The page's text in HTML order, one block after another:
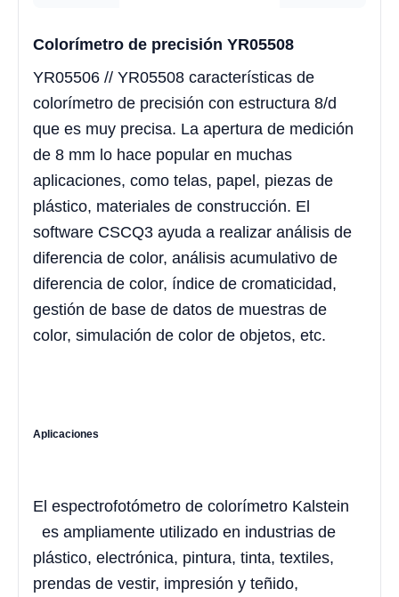
Colorímetro de precisión YR05508
YR05506 // YR05508 características de
colorímetro de precisión con estructura 8/d
que es muy precisa. La apertura de medición
de 8 mm lo hace popular en muchas
aplicaciones, como telas, papel, piezas de
plástico, materiales de construcción. El
software CSCQ3 ayuda a realizar análisis de
diferencia de color, análisis acumulativo de
diferencia de color, índice de cromaticidad,
gestión de base de datos de muestras de
color, simulación de color de objetos, etc.
Aplicaciones
El espectrofotómetro de colorímetro Kalstein
es ampliamente utilizado en industrias de
plástico, electrónica, pintura, tinta, textiles,
prendas de vestir, impresión y teñido,